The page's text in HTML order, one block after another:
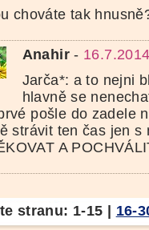
chováte tak
Anahir-
Jarča*: a to nejni
hlavně se
pošle do zadele
strávit ten čas jen s
A
stranu: 1-15 16-